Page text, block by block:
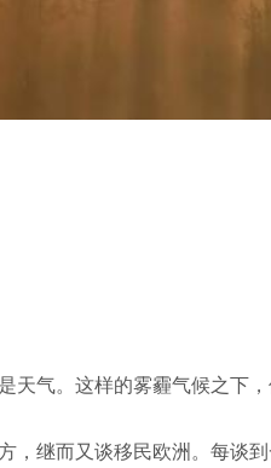
天气。这样的雾霾气候之下
，继而又谈移民欧洲。每谈